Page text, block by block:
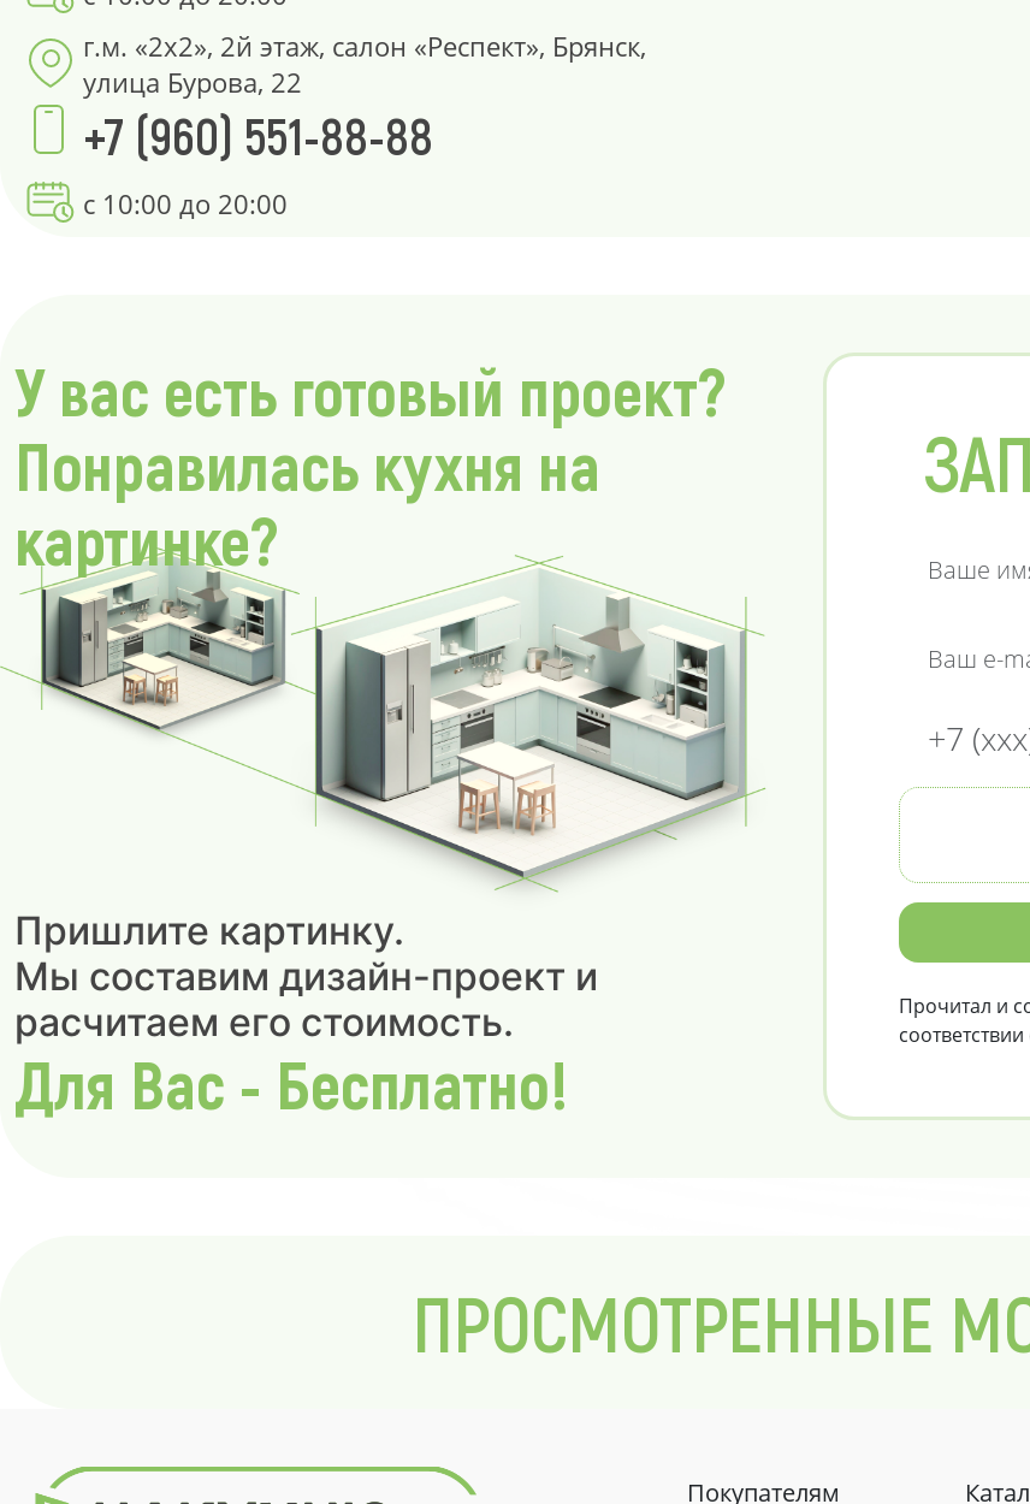
г.м. «2х2», 2й этаж, салон «Респект», Брянск,
улица Бурова, 22
+7 (960) 551-88-88
с 10:00 до 20:00
У вас есть готовый проект?
Понравилась кухня на
картинке?
Пришлите картинку.
Мы составим дизайн-проект и
расчитаем его стоимость.
Для Вас - Бесплатно!
Прочитал и
соответствии
ПРОСМОТРЕННЫЕ
Покупателям